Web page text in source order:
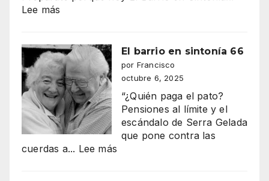
el
Benidorm
Lee más
DE
MOROS
Y
CRISTIANOS
ILUMINA
BENIDORM
El barrio en sintonía 66
por Francisco
octubre 6, 2025
“¿Quién paga el pato?
Pensiones al límite y el
escándalo de Serra Gelada
que pone contra las
cuerdas a... Lee más